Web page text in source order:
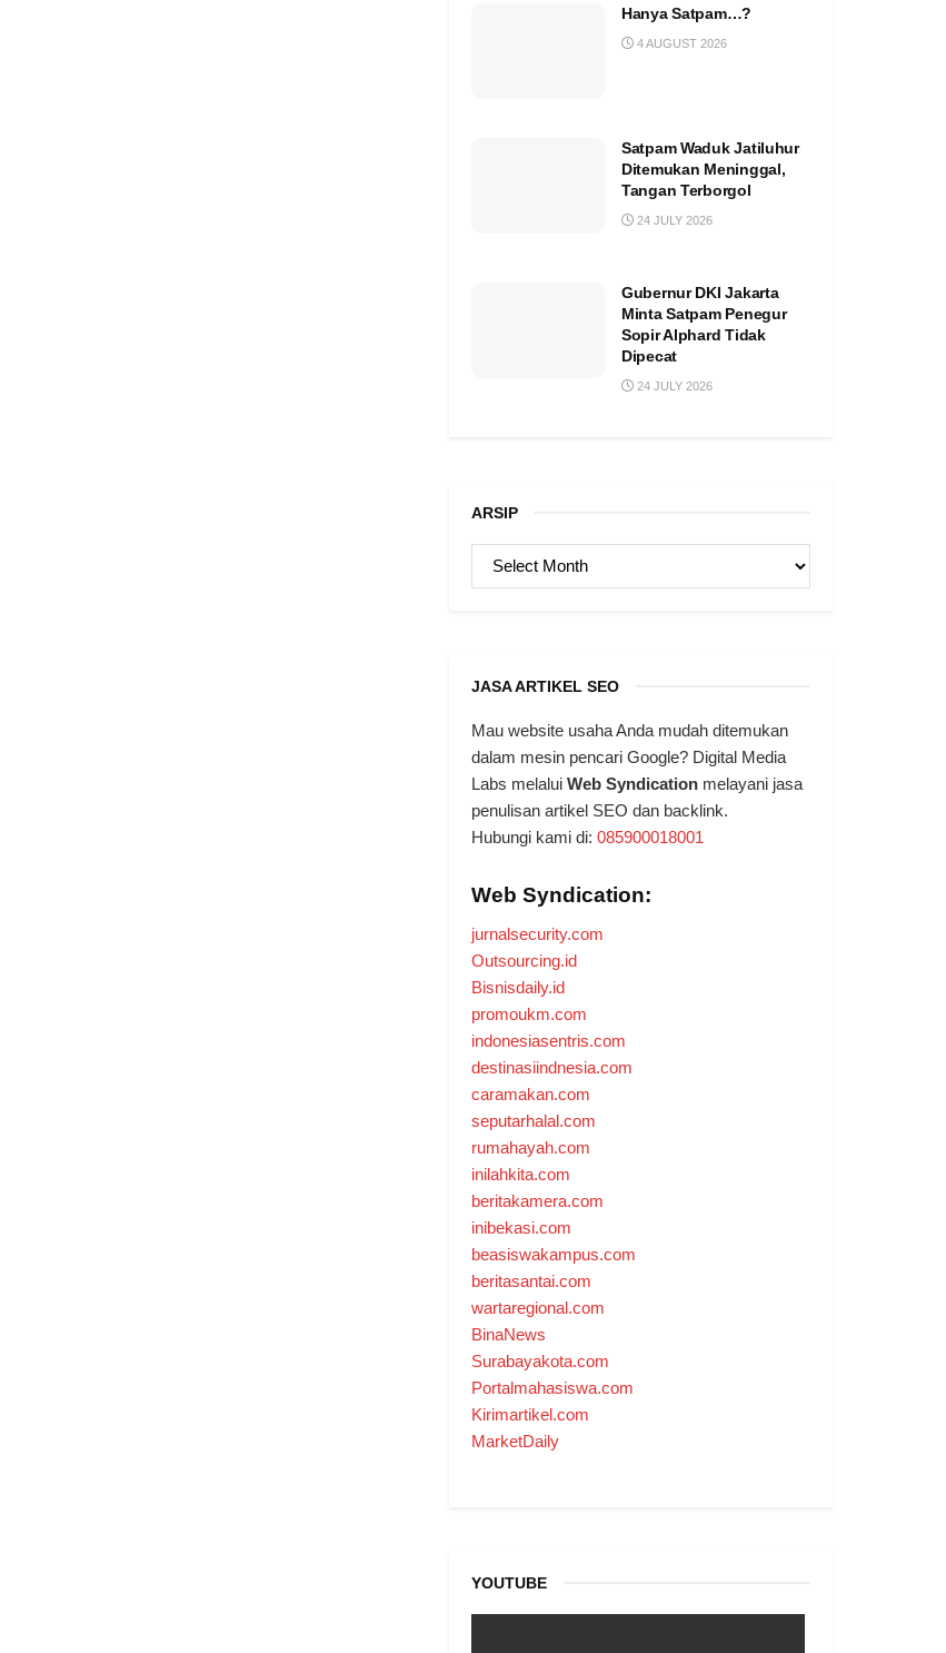
Hanya Satpam…?
4 AUGUST 2026
Satpam Waduk Jatiluhur
Ditemukan Meninggal,
Tangan Terborgol
24 JULY 2026
Gubernur DKI Jakarta
Minta Satpam Penegur
Sopir Alphard Tidak
Dipecat
24 JULY 2026
ARSIP
ARSIP
JASA ARTIKEL SEO
Mau website usaha Anda mudah ditemukan
dalam mesin pencari Google? Digital Media
Labs melalui Web Syndication melayani jasa
penulisan artikel SEO dan backlink.
Hubungi kami di: 085900018001
Web Syndication:
jurnalsecurity.com
Outsourcing.id
Bisnisdaily.id
promoukm.com
indonesiasentris.com
destinasiindnesia.com
caramakan.com
seputarhalal.com
rumahayah.com
inilahkita.com
beritakamera.com
inibekasi.com
beasiswakampus.com
beritasantai.com
wartaregional.com
BinaNews
Surabayakota.com
Portalmahasiswa.com
Kirimartikel.com
MarketDaily
YOUTUBE